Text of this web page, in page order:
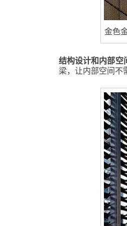
金色
结构设计和内部空
梁，让内部空间不